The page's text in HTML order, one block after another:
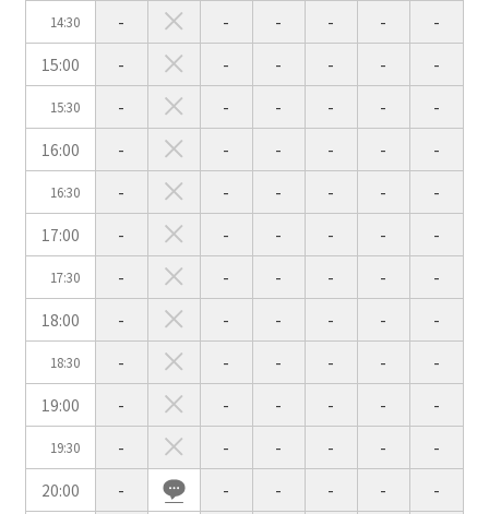
14:30 - - - - -
-
15:00
- - - - - -
15:30 - - - - -
-
16:00
- - - - - -
16:30 - - - - -
-
17:00
- - - - - -
17:30 - - - - -
-
18:00
- - - - - -
18:30 - - - - -
-
19:00
- - - - - -
19:30 - - - - -
-
20:00
- - - - - -
お問合せフォーム
面積
会場の種類
イベントホール
こだわり条件※複数選択可能
特長で選ぶ
駅直結
天井高3.5ｍ以上
窓があり開放感のある
会場
喫煙所あり